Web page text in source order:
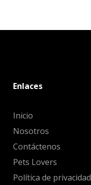
Enlaces
Inicio
Nosotros
Contáctenos
Pets Lovers
Política de privacidad